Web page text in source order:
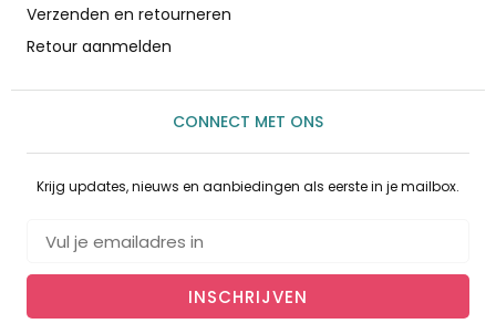
Verzenden en retourneren
Retour aanmelden
CONNECT MET ONS
Krijg updates, nieuws en aanbiedingen als eerste in je mailbox.
INSCHRIJVEN